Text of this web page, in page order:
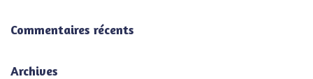
Commentaires récents
Archives